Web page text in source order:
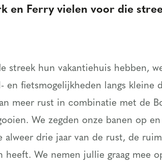
en Ferry vielen voor die
streek hun vakantiehuis hebben,
en fietsmogelijkheden langs kleine
meer rust in combinatie met de
We zegden onze banen op
drie jaar van de rust, de
heeft. We nemen jullie graag mee